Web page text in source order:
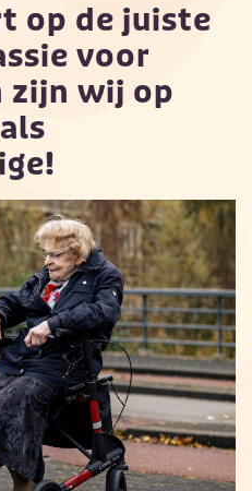
op de juiste
voor
zijn wij op